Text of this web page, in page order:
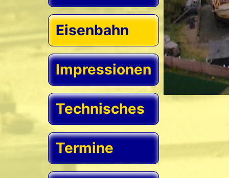
Eisenbahn
Impressionen
Technisches
Termine